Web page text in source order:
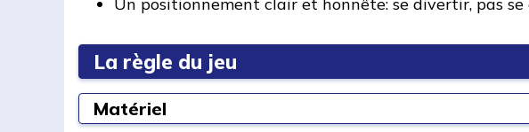
Un positionnement clair et honnête: se divertir, pas se
La règle du jeu
Matériel